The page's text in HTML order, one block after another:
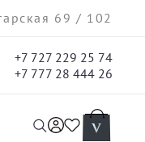
69 / 102
+7 727 229 25 74
+7 777 28 444 26